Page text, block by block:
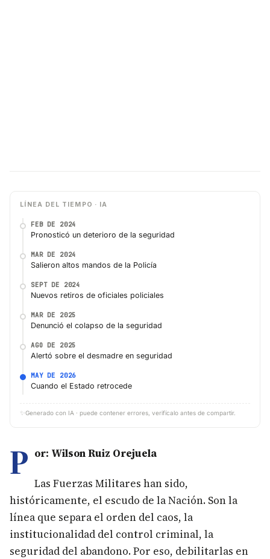
LÍNEA DEL TIEMPO · IA
FEB DE 2024
Pronosticó un deterioro de la seguridad
MAR DE 2024
Salieron altos mandos de la Policía
SEPT DE 2024
Nuevos retiros de oficiales policiales
MAR DE 2025
Denunció el colapso de la seguridad
AGO DE 2025
Alertó sobre el desmadre en seguridad
MAY DE 2026
Cuando el Estado retrocede
✨ Generado con IA · puede contener errores, verifícalo antes de compartir.
P or: Wilson Ruiz Orejuela
Las Fuerzas Militares han sido,
históricamente, el escudo de la Nación. Son la
línea que separa el orden del caos, la
institucionalidad del control criminal, la
seguridad del abandono. Por eso, debilitarlas en